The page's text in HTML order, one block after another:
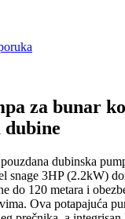
za bunar
dubine
dubinska
snage 3HP (2.2kW)
do 120 metara i
Ova potapajuća